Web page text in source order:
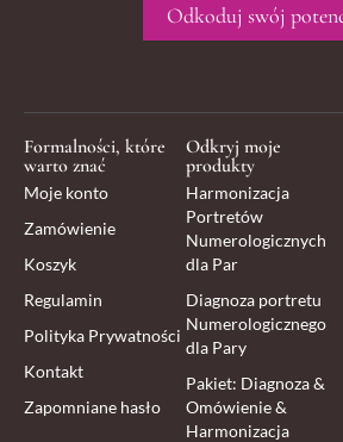
Odkoduj swój
Formalności, które
warto znać
Moje konto
Zamówienie
Koszyk
Regulamin
Polityka Prywatności
Kontakt
Zapomniane hasło
Odkryj moje
produkty
Harmonizacja
Portretów
Numerologicznych
dla Par
Diagnoza portretu
Numerologicznego
dla Pary
Pakiet: Diagnoza &
Omówienie &
Harmonizacja